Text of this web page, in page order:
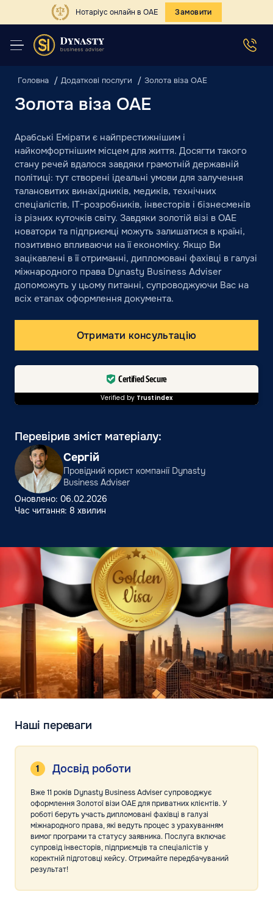
Нотаріус онлайн в ОАЕ Замовити
Головна Додаткові послуги Золота віза ОАЕ
Золота віза ОАЕ
Арабські Емірати є найпрестижнішим і
найкомфортнішим місцем для життя. Досягти такого
стану речей вдалося завдяки грамотній державній
політиці: тут створені ідеальні умови для залучення
талановитих винахідників, медиків, технічних
спеціалістів, IT-розробників, інвесторів і бізнесменів
із різних куточків світу. Завдяки золотій візі в ОАЕ
новатори та підприємці можуть залишатися в країні,
позитивно впливаючи на її економіку. Якщо Ви
зацікавлені в її отриманні, дипломовані фахівці в галузі
міжнародного права Dynasty Business Adviser
допоможуть у цьому питанні, супроводжуючи Вас на
всіх етапах оформлення документа.
Отримати консультацію
Certified Secure
Verified by Trustindex
Перевірив зміст матеріалу:
Сергій
Провідний юрист компанії Dynasty
Business Adviser
Оновлено: 06.02.2026
Час читання: 8 хвилин
Наші переваги
Досвід роботи
Вже 11 років Dynasty Business Adviser супроводжує
оформлення Золотої візи ОАЕ для приватних клієнтів. У
роботі беруть участь дипломовані фахівці в галузі
міжнародного права, які ведуть процес з урахуванням
вимог програми та статусу заявника. Послуга включає
супровід інвесторів, підприємців та спеціалістів у
коректній підготовці кейсу. Отримайте передбачуваний
результат!